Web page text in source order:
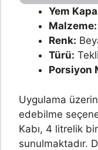
Yem
Malzeme:
Renk:
Türü: Tekli
Porsiyon
Uygulama
edebilme
Kabı, 4 litrelik
sunulmaktadır.